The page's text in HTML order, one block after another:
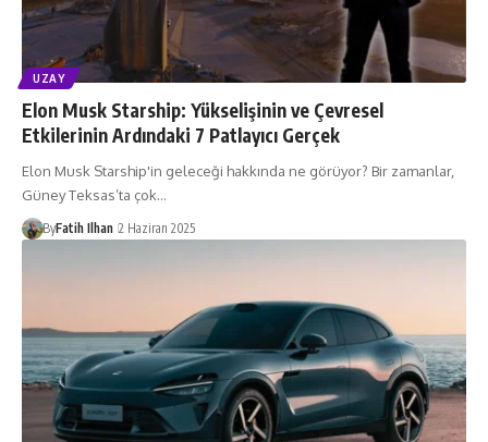
UZAY
Elon Musk Starship: Yükselişinin ve Çevresel
Etkilerinin Ardındaki 7 Patlayıcı Gerçek
Elon Musk Starship'in geleceği hakkında ne görüyor? Bir zamanlar,
Güney Teksas’ta çok…
ByFatih Ilhan 2 Haziran 2025